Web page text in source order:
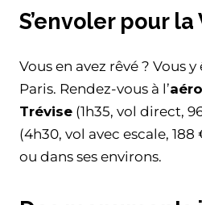
S’envoler pour
Vous en avez rêvé ? Vous
Paris. Rendez-vous à l’
Trévise (1h35, vol direct,
(4h30, vol avec escale,
ou dans ses environs.